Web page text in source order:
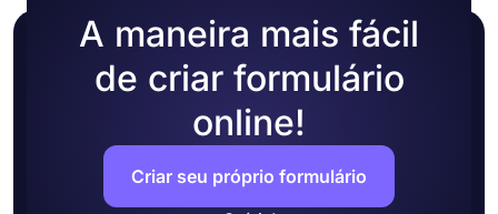
A maneira mais fácil
de criar formulário
online!
Criar seu próprio formulário